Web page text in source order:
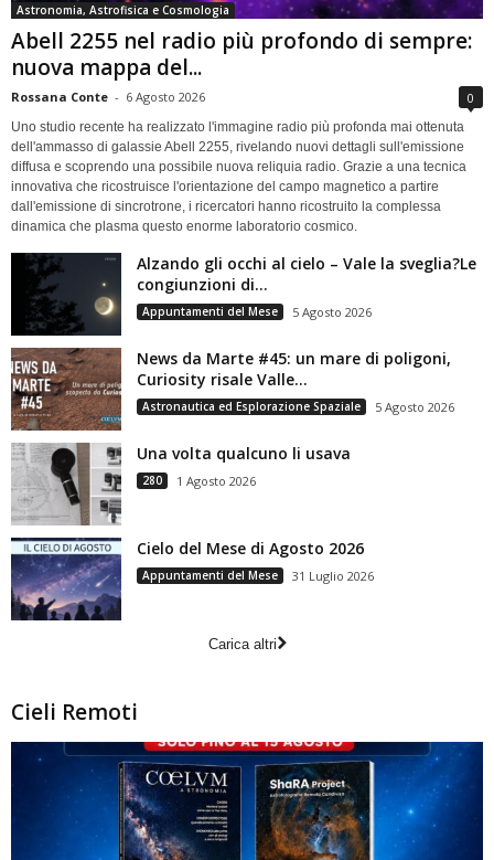
Astronomia, Astrofisica e Cosmologia
Abell 2255 nel radio più profondo di sempre:
nuova mappa del...
Rossana Conte - 6 Agosto 2026 0
Uno studio recente ha realizzato l'immagine radio più profonda mai ottenuta
dell'ammasso di galassie Abell 2255, rivelando nuovi dettagli sull'emissione
diffusa e scoprendo una possibile nuova reliquia radio. Grazie a una tecnica
innovativa che ricostruisce l'orientazione del campo magnetico a partire
dall'emissione di sincrotrone, i ricercatori hanno ricostruito la complessa
dinamica che plasma questo enorme laboratorio cosmico.
Alzando gli occhi al cielo – Vale la sveglia?Le
congiunzioni di...
Appuntamenti del Mese 5 Agosto 2026
News da Marte #45: un mare di poligoni,
Curiosity risale Valle...
Astronautica ed Esplorazione Spaziale 5 Agosto 2026
Una volta qualcuno li usava
280 1 Agosto 2026
Cielo del Mese di Agosto 2026
Appuntamenti del Mese 31 Luglio 2026
Carica altri
Cieli Remoti